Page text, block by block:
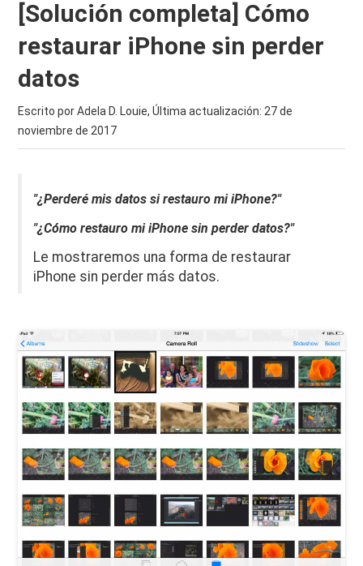
[Solución completa] Cómo
restaurar iPhone sin perder
datos
Escrito por Adela D. Louie, Última actualización: 27 de
noviembre de 2017
"¿Perderé mis datos si restauro mi iPhone?"
"¿Cómo restauro mi iPhone sin perder datos?"
Le mostraremos una forma de restaurar
iPhone sin perder más datos.